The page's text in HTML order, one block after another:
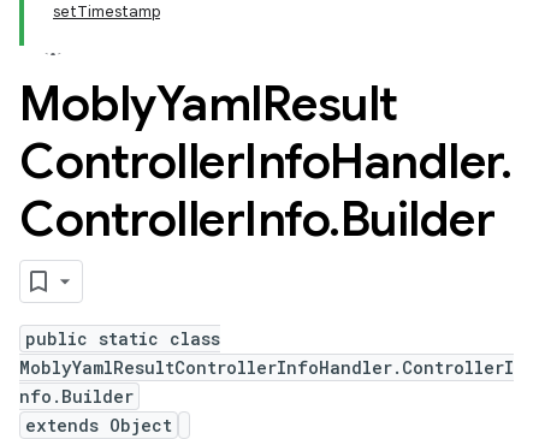
setTimestamp
MoblyYamlResult
ControllerInfoHandler.
ControllerInfo.Builder
public static class
MoblyYamlResultControllerInfoHandler.ControllerI
nfo.Builder
extends Object